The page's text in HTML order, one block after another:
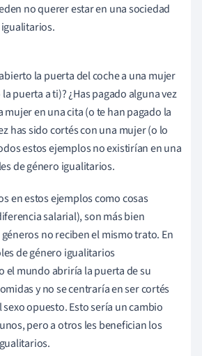
no querer estar en una sociedad
la puerta del coche a una mujer
puerta a ti)? ¿Has pagado alguna vez
mujer en una cita (o te han pagado la
has sido cortés con una mujer (o lo
estos ejemplos no existirían en una
de género igualitarios.
en estos ejemplos como cosas
salarial), son más bien
no reciben el mismo trato. En
de género igualitarios
el mundo abriría la puerta de su
y no se centraría en ser cortés
opuesto. Esto sería un cambio
pero a otros les benefician los